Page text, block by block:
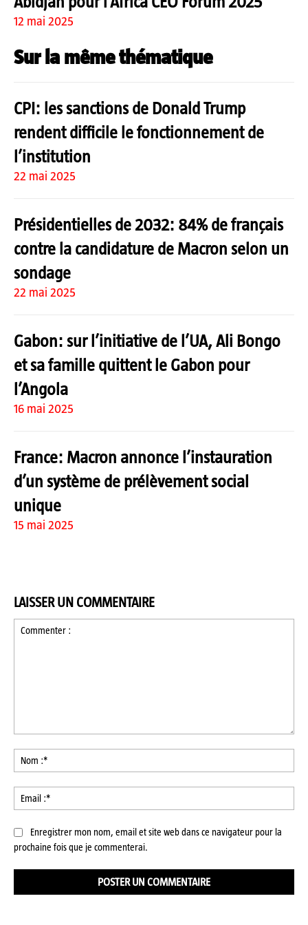
12 mai 2025
Sur la même thématique
CPI: les sanctions de Donald Trump
rendent difficile le fonctionnement de
l’institution
22 mai 2025
Présidentielles de 2032: 84% de français
contre la candidature de Macron selon un
sondage
22 mai 2025
Gabon: sur l’initiative de l’UA, Ali Bongo
et sa famille quittent le Gabon pour
l’Angola
16 mai 2025
France: Macron annonce l’instauration
d’un système de prélèvement social
unique
15 mai 2025
LAISSER UN COMMENTAIRE
:*
:*
Enregistrer mon nom, email et site web dans ce navigateur pour la
prochaine fois que je commenterai.